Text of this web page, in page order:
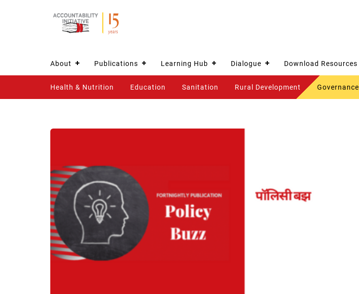
About Publications Learning Hub Dialogue Download Resources
Health & Nutrition Education Sanitation Rural Development Governance